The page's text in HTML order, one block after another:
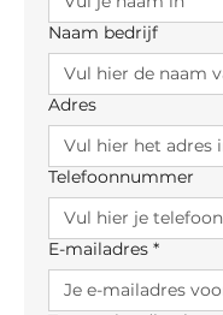
Naam bedrijf
Adres
Telefoonnummer
E-mailadres *